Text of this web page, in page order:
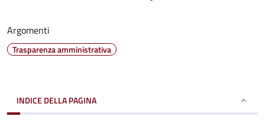
Argomenti
Trasparenza amministrativa
INDICE DELLA PAGINA